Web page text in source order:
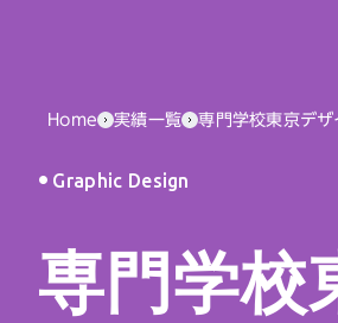
Home 実績一覧 専門学校東京デ
Graphic Design
専門学